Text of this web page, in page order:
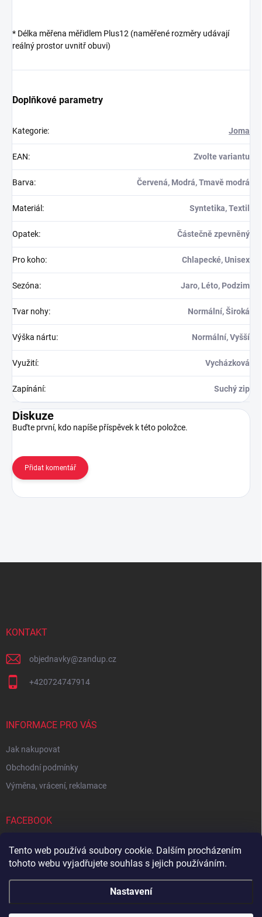
Tento web používá soubory cookie. Dalším procházením
tohoto webu vyjadřujete souhlas s jejich používáním.
Nastavení
* Délka měřena měřidlem Plus12 (naměřené rozměry udávají
reálný prostor uvnitř obuvi)
Doplňkové parametry
Kategorie: Joma
EAN: Zvolte variantu
Barva: Červená, Modrá, Tmavě modrá
Materiál : Syntetika, Textil
Opatek: Částečně zpevněný
Pro koho: Chlapecké, Unisex
Sezóna: Jaro, Léto, Podzim
Tvar nohy: Normální, Široká
Výška nártu: Normální, Vyšší
Využití: Vycházková
Zapínání: Suchý zip
Diskuze
Buďte první, kdo napíše příspěvek k této položce.
Přidat komentář
KONTAKT
objednavky@zandup.cz
+420724747914
INFORMACE PRO VÁS
Jak nakupovat
Obchodní podmínky
Výměna, vrácení, reklamace
FACEBOOK
Zboží.cz Heureka.cz Sedupa Nejlepší seno.cz